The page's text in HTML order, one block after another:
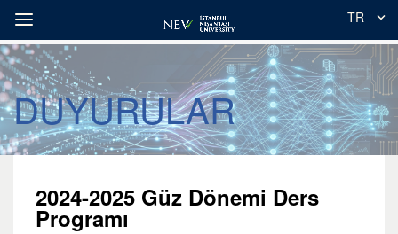
TR
DUYURULAR
2024-2025 Güz Dönemi Ders
Programı